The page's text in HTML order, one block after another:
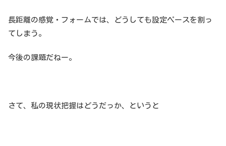
長距離の感覚・フォームでは、どうしても設定ペースを割っ
てしまう。
今後の課題だねー。
さて、私の現状把握はどうだっか、というと